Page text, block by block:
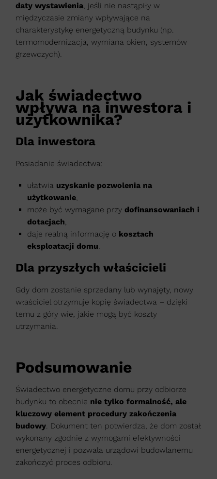
daty wystawienia , jeśli nie nastąpiły w
międzyczasie zmiany wpływające na
charakterystykę energetyczną budynku (np.
termomodernizacja, wymiana okien, systemów
grzewczych).
Jak świadectwo
wpływa na inwestora i
użytkownika?
Dla inwestora
Posiadanie świadectwa:
ułatwia uzyskanie pozwolenia na
użytkowanie
może być wymagane przy dofinansowaniach i
dotacjach
daje realną informację o kosztach
eksploatacji domu
Dla przyszłych właścicieli
Gdy dom zostanie sprzedany lub wynajęty, nowy
właściciel otrzymuje kopię świadectwa – dzięki
temu z góry wie, jakie mogą być koszty
utrzymania.
Podsumowanie
Świadectwo energetyczne domu przy odbiorze
budynku to obecnie nie tylko formalność, ale
kluczowy element procedury zakończenia
budowy . Dokument ten potwierdza, że dom został
wykonany zgodnie z wymogami efektywności
energetycznej i pozwala urządowi budowlanemu
zakończyć proces odbioru.